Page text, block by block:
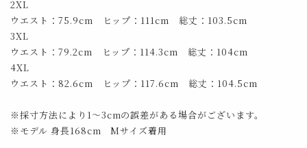
2XL
ウエスト：75.9cm ヒップ：111cm 総丈：103.5cm
3XL
ウエスト：79.2cm ヒップ：114.3cm 総丈：104cm
4XL
ウエスト：82.6cm ヒップ：117.6cm 総丈：104.5cm
※採寸方法により1～3cmの誤差がある場合がございます。
※モデル 身長168cm Mサイズ着用